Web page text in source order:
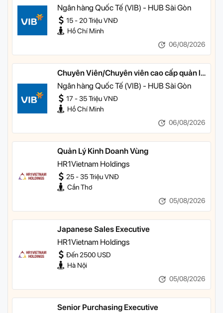
tài chính cá nhân
Ngân hàng Quốc Tế (VIB) - HUB Sài Gòn
15 - 20 Triệu VNĐ
Hồ Chí Minh
06/08/2026
Chuyên Viên/Chuyên viên cao cấp quản lý
khách hàng ưu tiên
Ngân hàng Quốc Tế (VIB) - HUB Sài Gòn
17 - 35 Triệu VNĐ
Hồ Chí Minh
06/08/2026
Quản Lý Kinh Doanh Vùng
HR1Vietnam Holdings
25 - 35 Triệu VNĐ
Cần Thơ
05/08/2026
Japanese Sales Executive
HR1Vietnam Holdings
Đến 2500 USD
Hà Nội
05/08/2026
Senior Purchasing Executive